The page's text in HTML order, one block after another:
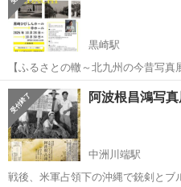
むジャネット・ルール画伯を招き、...
黒崎駅
【ふるさとの轍～北九州の今昔写
ル 中ホール 期間：2025年10月28
料金：無料 【同時開催】菊池
福岡 北九州市 黒崎駅 展
阿波根昌鴻写真
中洲川端駅
戦後、米軍占領下の沖縄で銃剣とブ